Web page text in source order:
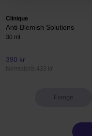
Clinique
Anti-Blemish Solutions
30 ml
390 kr
Normalpris 433 kr